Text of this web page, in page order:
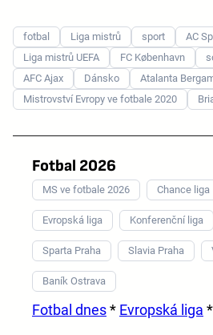
fotbal Liga mistrů sport
AC
Liga mistrů UEFA
FC København
AFC Ajax
Dánsko
Atalanta
Mistrovství Evropy ve fotbale 2020
Fotbal 2026
MS ve fotbale 2026 Chance liga
Evropská liga Konferenční liga
Sparta Praha Slavia Praha
Baník Ostrava
Fotbal dnes* Evropská liga *